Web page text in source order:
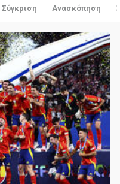
Σύγκριση Ανασκόπηση